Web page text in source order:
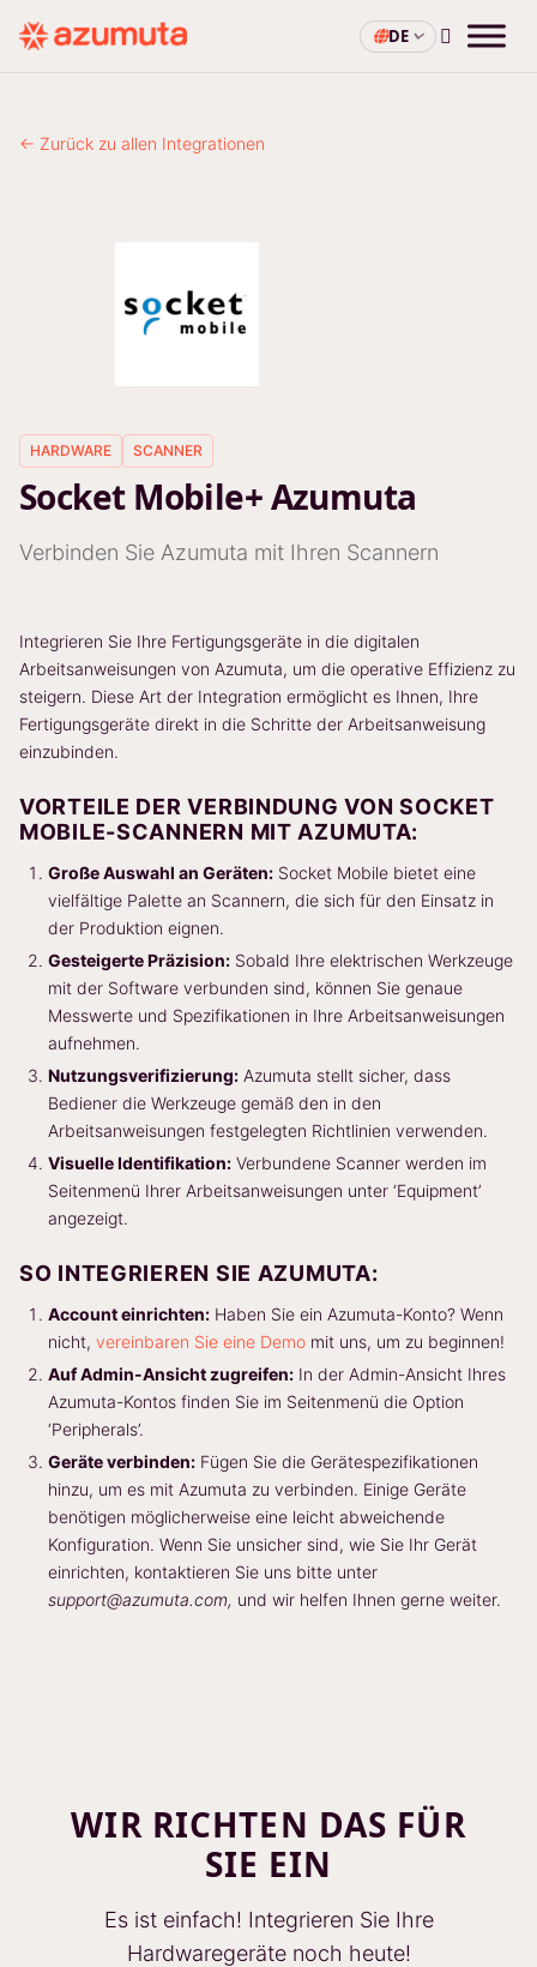
DE
← Zurück zu allen Integrationen
HARDWARE SCANNER
Socket Mobile+ Azumuta
Verbinden Sie Azumuta mit Ihren Scannern
Integrieren Sie Ihre Fertigungsgeräte in die digitalen
Arbeitsanweisungen von Azumuta, um die operative Effizienz zu
steigern. Diese Art der Integration ermöglicht es Ihnen, Ihre
Fertigungsgeräte direkt in die Schritte der Arbeitsanweisung
einzubinden.
VORTEILE DER VERBINDUNG VON SOCKET
MOBILE-SCANNERN MIT AZUMUTA:
Große Auswahl an Geräten: Socket Mobile bietet eine
vielfältige Palette an Scannern, die sich für den Einsatz in
der Produktion eignen.
Gesteigerte Präzision: Sobald Ihre elektrischen Werkzeuge
mit der Software verbunden sind, können Sie genaue
Messwerte und Spezifikationen in Ihre Arbeitsanweisungen
aufnehmen.
Nutzungsverifizierung: Azumuta stellt sicher, dass
Bediener die Werkzeuge gemäß den in den
Arbeitsanweisungen festgelegten Richtlinien verwenden.
Visuelle Identifikation: Verbundene Scanner werden im
Seitenmenü Ihrer Arbeitsanweisungen unter ‘Equipment’
angezeigt.
SO INTEGRIEREN SIE AZUMUTA:
Account einrichten: Haben Sie ein Azumuta-Konto? Wenn
nicht, vereinbaren Sie eine Demo mit uns, um zu beginnen!
Auf Admin-Ansicht zugreifen: In der Admin-Ansicht Ihres
Azumuta-Kontos finden Sie im Seitenmenü die Option
‘Peripherals’.
Geräte verbinden: Fügen Sie die Gerätespezifikationen
hinzu, um es mit Azumuta zu verbinden. Einige Geräte
benötigen möglicherweise eine leicht abweichende
Konfiguration. Wenn Sie unsicher sind, wie Sie Ihr Gerät
einrichten, kontaktieren Sie uns bitte unter
support@azumuta.com, und wir helfen Ihnen gerne weiter.
WIR RICHTEN DAS FÜR
SIE EIN
Es ist einfach! Integrieren Sie Ihre
Hardwaregeräte noch heute!